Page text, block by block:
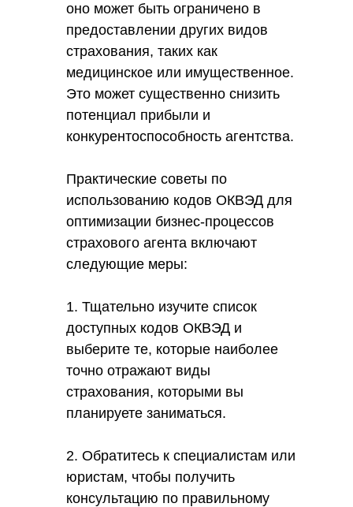
оно может быть ограничено в
предоставлении других видов
страхования, таких как
медицинское или имущественное.
Это может существенно снизить
потенциал прибыли и
конкурентоспособность агентства.
Практические советы по
использованию кодов ОКВЭД для
оптимизации бизнес-процессов
страхового агента включают
следующие меры:
1. Тщательно изучите список
доступных кодов ОКВЭД и
выберите те, которые наиболее
точно отражают виды
страхования, которыми вы
планируете заниматься.
2. Обратитесь к специалистам или
юристам, чтобы получить
консультацию по правильному